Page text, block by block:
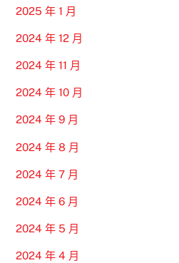
2025 年 1 月
2024 年 12 月
2024 年 11 月
2024 年 10 月
2024 年 9 月
2024 年 8 月
2024 年 7 月
2024 年 6 月
2024 年 5 月
2024 年 4 月